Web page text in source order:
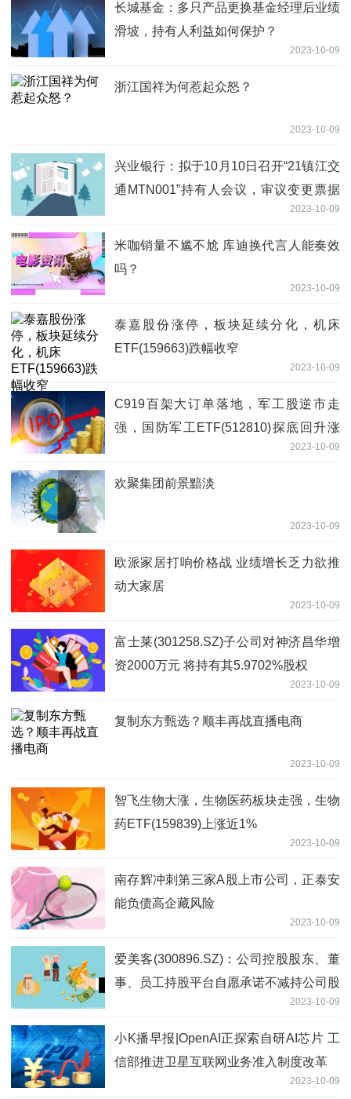
长城基金：多只产品更换基金经理后业绩
滑坡，持有人利益如何保护？
2023-10-09
浙江国祥为何惹起众怒？
2023-10-09
兴业银行：拟于10月10日召开“21镇江交
通MTN001”持有人会议，审议变更票据
2023-10-09
米咖销量不尴不尬 库迪换代言人能奏效
吗？
2023-10-09
泰嘉股份涨停，板块延续分化，机床
ETF(159663)跌幅收窄
2023-10-09
C919百架大订单落地，军工股逆市走
强，国防军工ETF(512810)探底回升涨
2023-10-09
欢聚集团前景黯淡
2023-10-09
欧派家居打响价格战 业绩增长乏力欲推
动大家居
2023-10-09
富士莱(301258.SZ)子公司对神济昌华增
资2000万元 将持有其5.9702%股权
2023-10-09
复制东方甄选？顺丰再战直播电商
2023-10-09
智飞生物大涨，生物医药板块走强，生物
药ETF(159839)上涨近1%
2023-10-09
南存辉冲刺第三家A股上市公司，正泰安
能负债高企藏风险
2023-10-09
爱美客(300896.SZ)：公司控股股东、董
事、员工持股平台自愿承诺不减持公司股
2023-10-09
小K播早报|OpenAI正探索自研AI芯片 工
信部推进卫星互联网业务准入制度改革
2023-10-09